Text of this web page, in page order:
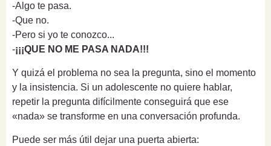
-Algo te pasa.
-Que no.
-Pero si yo te conozco...
-¡¡¡QUE NO ME PASA NADA!!!
Y quizá el problema no sea la pregunta, sino el momento
y la insistencia. Si un adolescente no quiere hablar,
repetir la pregunta difícilmente conseguirá que ese
«nada» se transforme en una conversación profunda.
Puede ser más útil dejar una puerta abierta: